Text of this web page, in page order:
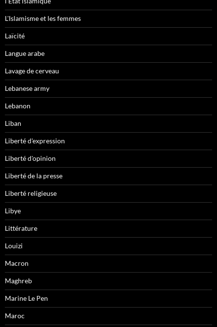
L'Islamisme et les femmes
Laïcité
Langue arabe
Lavage de cerveau
Lebanese army
Lebanon
Liban
Liberté d'expression
Liberté d'opinion
Liberté de la presse
Liberté religieuse
Libye
Littérature
Louizi
Macron
Maghreb
Marine Le Pen
Maroc